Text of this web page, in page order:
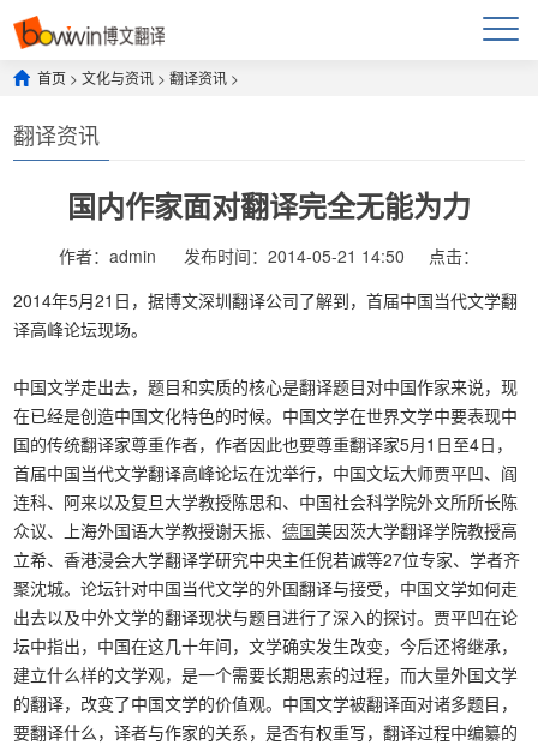
首页 >文化与资讯 >翻译资讯 >
翻译资讯
国内作家面对翻译完全无能为力
作者：admin 发布时间：2014-05-21 14:50
点击：
2014年5月21日，据博文深圳翻译公司了解到，首届中国当代文学翻
译高峰论坛现场。
中国文学走出去，题目和实质的核心是翻译题目对中国作家来说，现
在已经是创造中国文化特色的时候。中国文学在世界文学中要表现中
国的传统翻译家尊重作者，作者因此也要尊重翻译家5月1日至4日，
首届中国当代文学翻译高峰论坛在沈举行，中国文坛大师贾平凹、阎
连科、阿来以及复旦大学教授陈思和、中国社会科学院外文所所长陈
众议、上海外国语大学教授谢天振、德国美因茨大学翻译学院教授高
立希、香港浸会大学翻译学研究中央主任倪若诚等27位专家、学者齐
聚沈城。论坛针对中国当代文学的外国翻译与接受，中国文学如何走
出去以及中外文学的翻译现状与题目进行了深入的探讨。贾平凹在论
坛中指出，中国在这几十年间，文学确实发生改变，今后还将继承，
建立什么样的文学观，是一个需要长期思索的过程，而大量外国文学
的翻译，改变了中国文学的价值观。中国文学被翻译面对诸多题目，
要翻译什么，译者与作家的关系，是否有权重写，翻译过程中编纂的